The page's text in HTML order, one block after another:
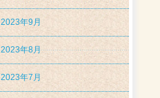
2023年9月
2023年8月
2023年7月